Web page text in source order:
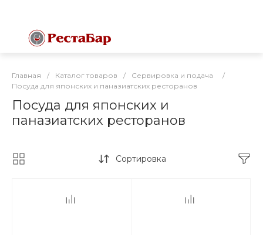
Главная / Каталог товаров / Сервировка и подача
/
Посуда для японских и паназиатских ресторанов
Посуда для японских и
паназиатских ресторанов
Сортировка